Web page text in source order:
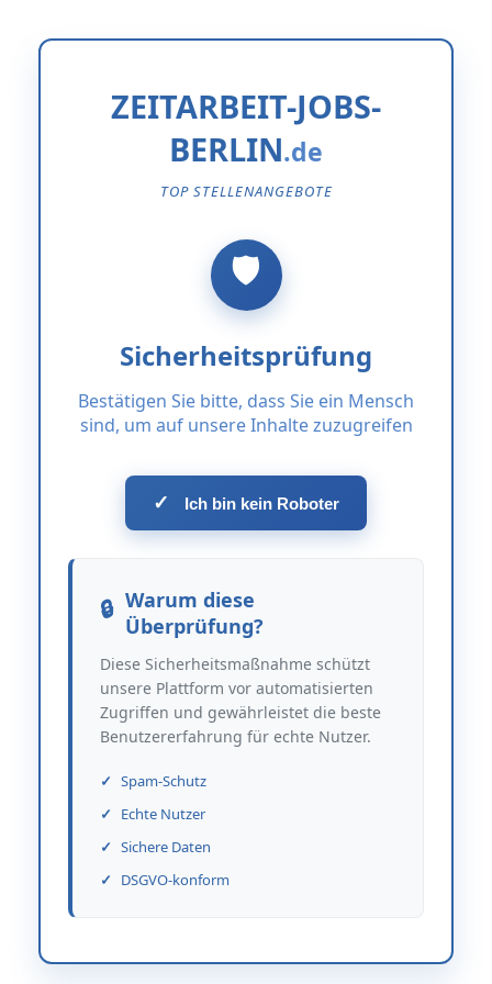
ZEITARBEIT-JOBS-
BERLIN
TOP STELLENANGEBOTE
Sicherheitsprüfung
Bestätigen Sie bitte, dass Sie ein Mensch
sind, um auf unsere Inhalte zuzugreifen
✓ Ich bin kein Roboter
Warum diese
Überprüfung?
Diese Sicherheitsmaßnahme schützt
unsere Plattform vor automatisierten
Zugriffen und gewährleistet die beste
Benutzererfahrung für echte Nutzer.
Spam-Schutz
Echte Nutzer
Sichere Daten
DSGVO-konform